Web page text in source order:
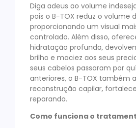
Diga adeus ao volume
pois o B-TOX reduz o volume
proporcionando um visual
controlado. Além disso,
hidratação profunda,
brilho e maciez aos seus
seus cabelos passaram por
anteriores, o B-TOX também
reconstrução capilar,
reparando.
Como funciona o